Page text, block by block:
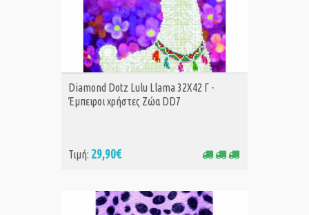
ΑΓΟΡΑ
Diamond Dotz Lulu Llama 32X42 Γ -
Έμπειροι χρήστες Ζώα DD7
Τιμή: 29,90€